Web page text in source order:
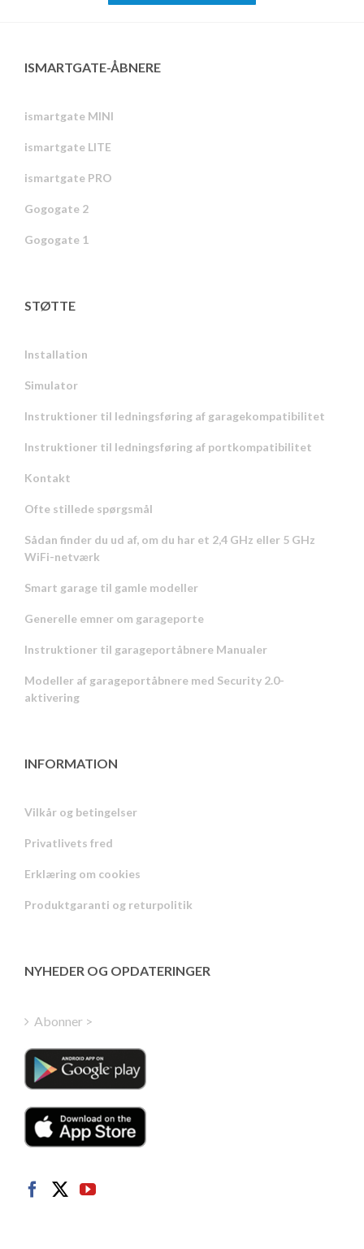
ISMARTGATE-ÅBNERE
ismartgate MINI
ismartgate LITE
ismartgate PRO
Gogogate 2
Gogogate 1
STØTTE
Installation
Simulator
Instruktioner til ledningsføring af garagekompatibilitet
Instruktioner til ledningsføring af portkompatibilitet
Kontakt
Ofte stillede spørgsmål
Sådan finder du ud af, om du har et 2,4 GHz eller 5 GHz
WiFi-netværk
Smart garage til gamle modeller
Generelle emner om garageporte
Instruktioner til garageportåbnere Manualer
Modeller af garageportåbnere med Security 2.0-
aktivering
INFORMATION
Vilkår og betingelser
Privatlivets fred
Erklæring om cookies
Produktgaranti og returpolitik
NYHEDER OG OPDATERINGER
Abonner >